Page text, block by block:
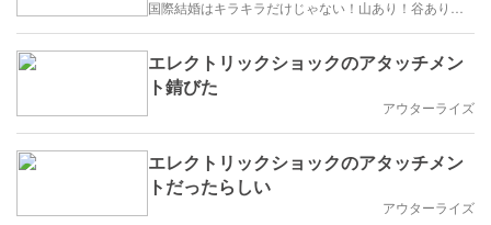
エレクトリックショックのアタッチメン
ト錆びた
アウターライズ
エレクトリックショックのアタッチメン
トだったらしい
アウターライズ